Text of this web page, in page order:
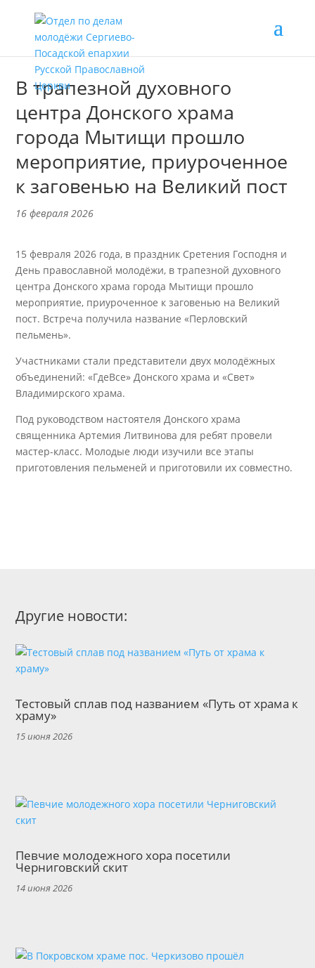
В трапезной духовного
центра Донского храма
города Мытищи прошло
мероприятие, приуроченное
к заговенью на Великий пост
16 февраля 2026
15 февраля 2026 года, в праздник Сретения Господня и
День православной молодёжи, в трапезной духовного
центра Донского храма города Мытищи прошло
мероприятие, приуроченное к заговенью на Великий
пост. Встреча получила название «Перловский
пельмень».
Участниками стали представители двух молодёжных
объединений: «ГдеВсе» Донского храма и «Свет»
Владимирского храма.
Под руководством настоятеля Донского храма
священника Артемия Литвинова для ребят провели
мастер-класс. Молодые люди изучили все этапы
приготовления пельменей и приготовили их совместно.
Другие новости:
Тестовый сплав под названием «Путь от храма к
храму»
15 июня 2026
Певчие молодежного хора посетили
Черниговский скит
14 июня 2026